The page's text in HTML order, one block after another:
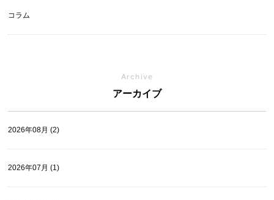
コラム
Archive
アーカイブ
2026年08月 (2)
2026年07月 (1)